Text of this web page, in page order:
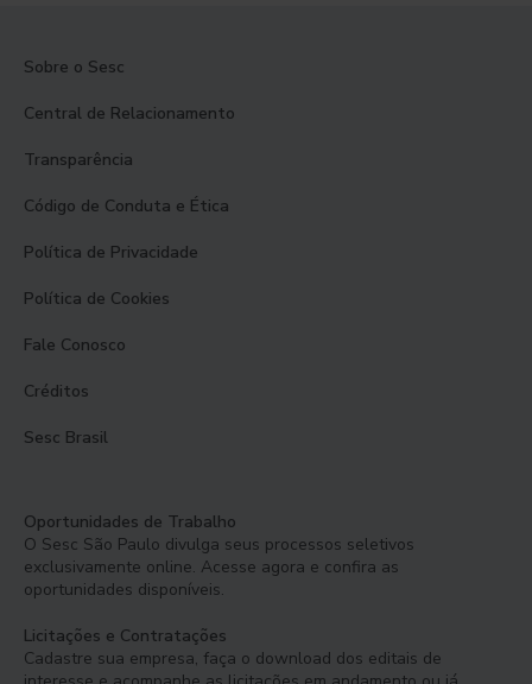
Sobre o Sesc
Central de Relacionamento
Transparência
Código de Conduta e Ética
Política de Privacidade
Política de Cookies
Fale Conosco
Créditos
Sesc Brasil
Oportunidades de Trabalho
O Sesc São Paulo divulga seus processos seletivos
exclusivamente online. Acesse agora e confira as
oportunidades disponíveis.
Licitações e Contratações
Cadastre sua empresa, faça o download dos editais de